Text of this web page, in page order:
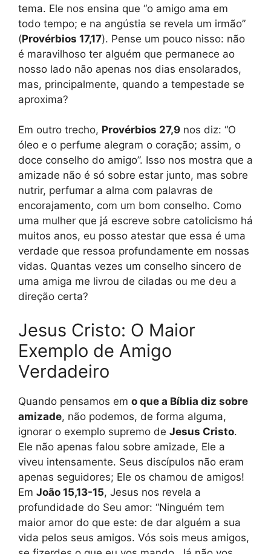
tema. Ele nos ensina que “o amigo ama em
todo tempo; e na angústia se revela um irmão”
(Provérbios 17,17). Pense um pouco nisso: não
é maravilhoso ter alguém que permanece ao
nosso lado não apenas nos dias ensolarados,
mas, principalmente, quando a tempestade se
aproxima?
Em outro trecho, Provérbios 27,9 nos diz: “O
óleo e o perfume alegram o coração; assim, o
doce conselho do amigo”. Isso nos mostra que a
amizade não é só sobre estar junto, mas sobre
nutrir, perfumar a alma com palavras de
encorajamento, com um bom conselho. Como
uma mulher que já escreve sobre catolicismo há
muitos anos, eu posso atestar que essa é uma
verdade que ressoa profundamente em nossas
vidas. Quantas vezes um conselho sincero de
uma amiga me livrou de ciladas ou me deu a
direção certa?
Jesus Cristo: O Maior
Exemplo de Amigo
Verdadeiro
Quando pensamos em o que a Bíblia diz sobre
amizade, não podemos, de forma alguma,
ignorar o exemplo supremo de Jesus Cristo.
Ele não apenas falou sobre amizade, Ele a
viveu intensamente. Seus discípulos não eram
apenas seguidores; Ele os chamou de amigos!
Em João 15,13-15, Jesus nos revela a
profundidade do Seu amor: “Ninguém tem
maior amor do que este: de dar alguém a sua
vida pelos seus amigos. Vós sois meus amigos,